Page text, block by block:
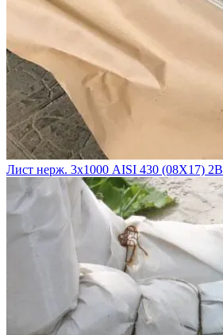
Лист нерж. 3х1000 AISI 430 (08Х17) 2B